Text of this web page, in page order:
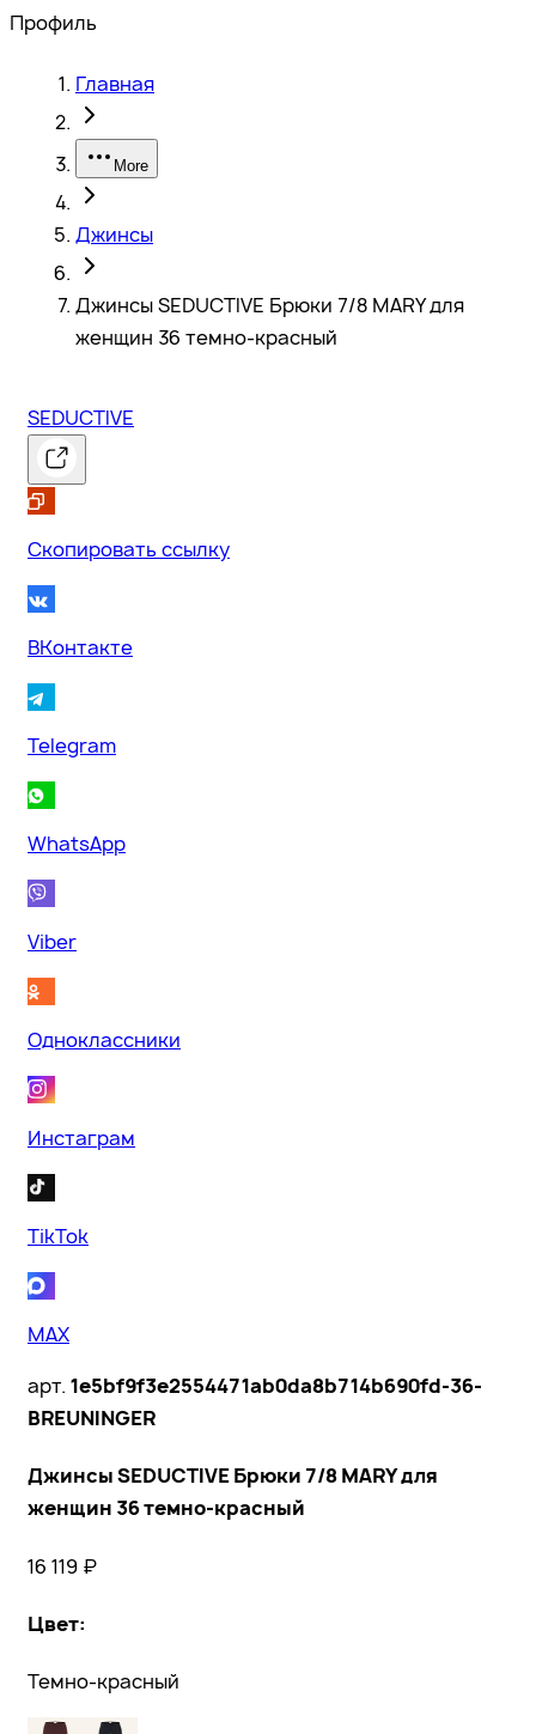
Профиль
Главная
More
Джинсы
Джинсы SEDUCTIVE Брюки 7/8 MARY для
женщин 36 темно-красный
SEDUCTIVE
Скопировать ссылку
ВКонтакте
Telegram
WhatsApp
Viber
Одноклассники
Инстаграм
TikTok
MAX
арт. 1e5bf9f3e2554471ab0da8b714b690fd-36-
BREUNINGER
Джинсы SEDUCTIVE Брюки 7/8 MARY для
женщин 36 темно-красный
16 119 ₽
Цвет:
Темно-красный